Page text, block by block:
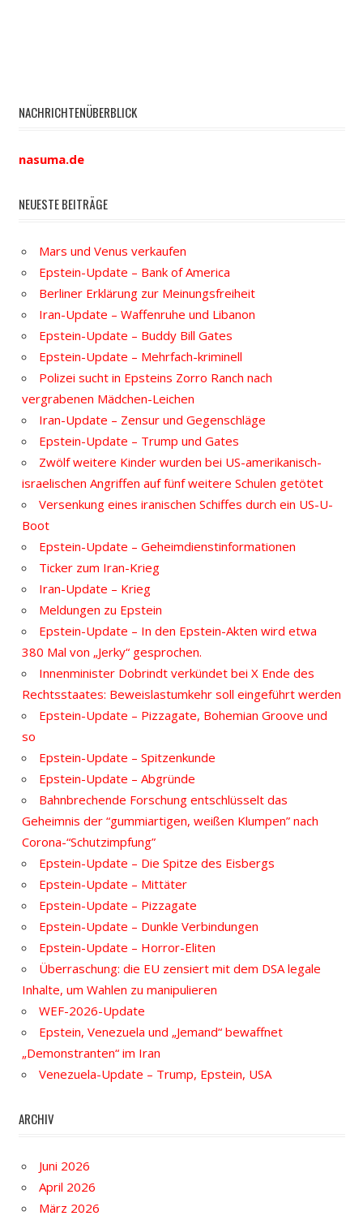
NACHRICHTENÜBERBLICK
nasuma.de
NEUESTE BEITRÄGE
Mars und Venus verkaufen
Epstein-Update – Bank of America
Berliner Erklärung zur Meinungsfreiheit
Iran-Update – Waffenruhe und Libanon
Epstein-Update – Buddy Bill Gates
Epstein-Update – Mehrfach-kriminell
Polizei sucht in Epsteins Zorro Ranch nach
vergrabenen Mädchen-Leichen
Iran-Update – Zensur und Gegenschläge
Epstein-Update – Trump und Gates
Zwölf weitere Kinder wurden bei US-amerikanisch-
israelischen Angriffen auf fünf weitere Schulen getötet
Versenkung eines iranischen Schiffes durch ein US-U-
Boot
Epstein-Update – Geheimdienstinformationen
Ticker zum Iran-Krieg
Iran-Update – Krieg
Meldungen zu Epstein
Epstein-Update – In den Epstein-Akten wird etwa
380 Mal von „Jerky“ gesprochen.
Innenminister Dobrindt verkündet bei X Ende des
Rechtsstaates: Beweislastumkehr soll eingeführt werden
Epstein-Update – Pizzagate, Bohemian Groove und
so
Epstein-Update – Spitzenkunde
Epstein-Update – Abgründe
Bahnbrechende Forschung entschlüsselt das
Geheimnis der “gummiartigen, weißen Klumpen” nach
Corona-“Schutzimpfung”
Epstein-Update – Die Spitze des Eisbergs
Epstein-Update – Mittäter
Epstein-Update – Pizzagate
Epstein-Update – Dunkle Verbindungen
Epstein-Update – Horror-Eliten
Überraschung: die EU zensiert mit dem DSA legale
Inhalte, um Wahlen zu manipulieren
WEF-2026-Update
Epstein, Venezuela und „Jemand“ bewaffnet
„Demonstranten“ im Iran
Venezuela-Update – Trump, Epstein, USA
ARCHIV
Juni 2026
April 2026
März 2026